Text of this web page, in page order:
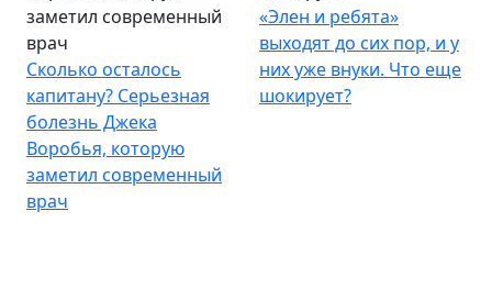
заметил современный
врач
Сколько осталось
капитану? Серьезная
болезнь Джека
Воробья, которую
заметил современный
врач
«Элен и ребята»
выходят до сих пор, и у
них уже внуки. Что еще
шокирует?